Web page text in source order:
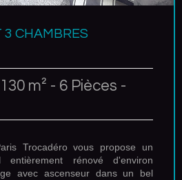
CHAMBRES
m² - 6 Pièces -
Trocadéro vous propose un
entièrement rénové d'environ
avec ascenseur dans un bel